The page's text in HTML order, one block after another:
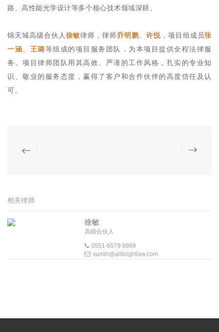
路、高性能光学设计等多个核心技术领域深耕。
锦天城高级合伙人 徐敏律师，律师乔明鹏 许悦，项目组成员张
一涵
王璐等组成的项目服务团队，为本项目提供全程法律服
务。项目律师团队用其高效、严谨的工作风格，扎实的专业知
识、敬业的服务态度，赢得了客户和合作伙伴的高度信任及认
可。
相关律师
徐敏
高级合伙人
0551-6579 0988
xumin@allbrightlaw.com